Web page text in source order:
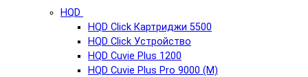
HQD
HQD Click Картриджи 5500
HQD Click Устройство
HQD Cuvie Plus 1200
HQD Cuvie Plus Pro 9000 (М)